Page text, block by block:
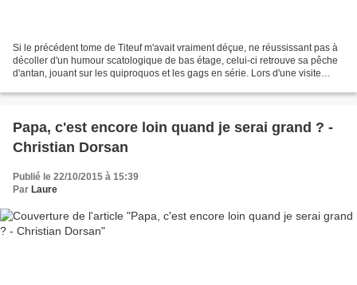
Si le précédent tome de Titeuf m'avait vraiment déçue, ne réussissant pas à
décoller d'un humour scatologique de bas étage, celui-ci retrouve sa pêche
d'antan, jouant sur les quiproquos et les gags en série. Lors d'une visite
Papa, c'est encore loin quand je serai grand ? -
Christian Dorsan
Publié le 22/10/2015 à 15:39
Par Laure